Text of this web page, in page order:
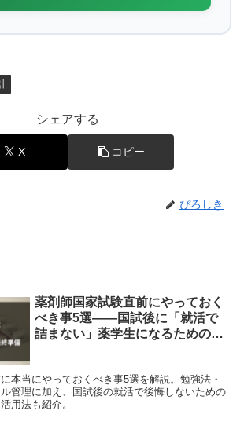
シェアする
X コピー
ぴろしき
薬剤師国家試験直前にやっておく
べき事5選――国試後に「就活で
詰まない」薬学生になるための最
本当にやっておくべき事5選を解説。勉強法・
管理に加え、国試後の就活で後悔しないための
用法も紹介。